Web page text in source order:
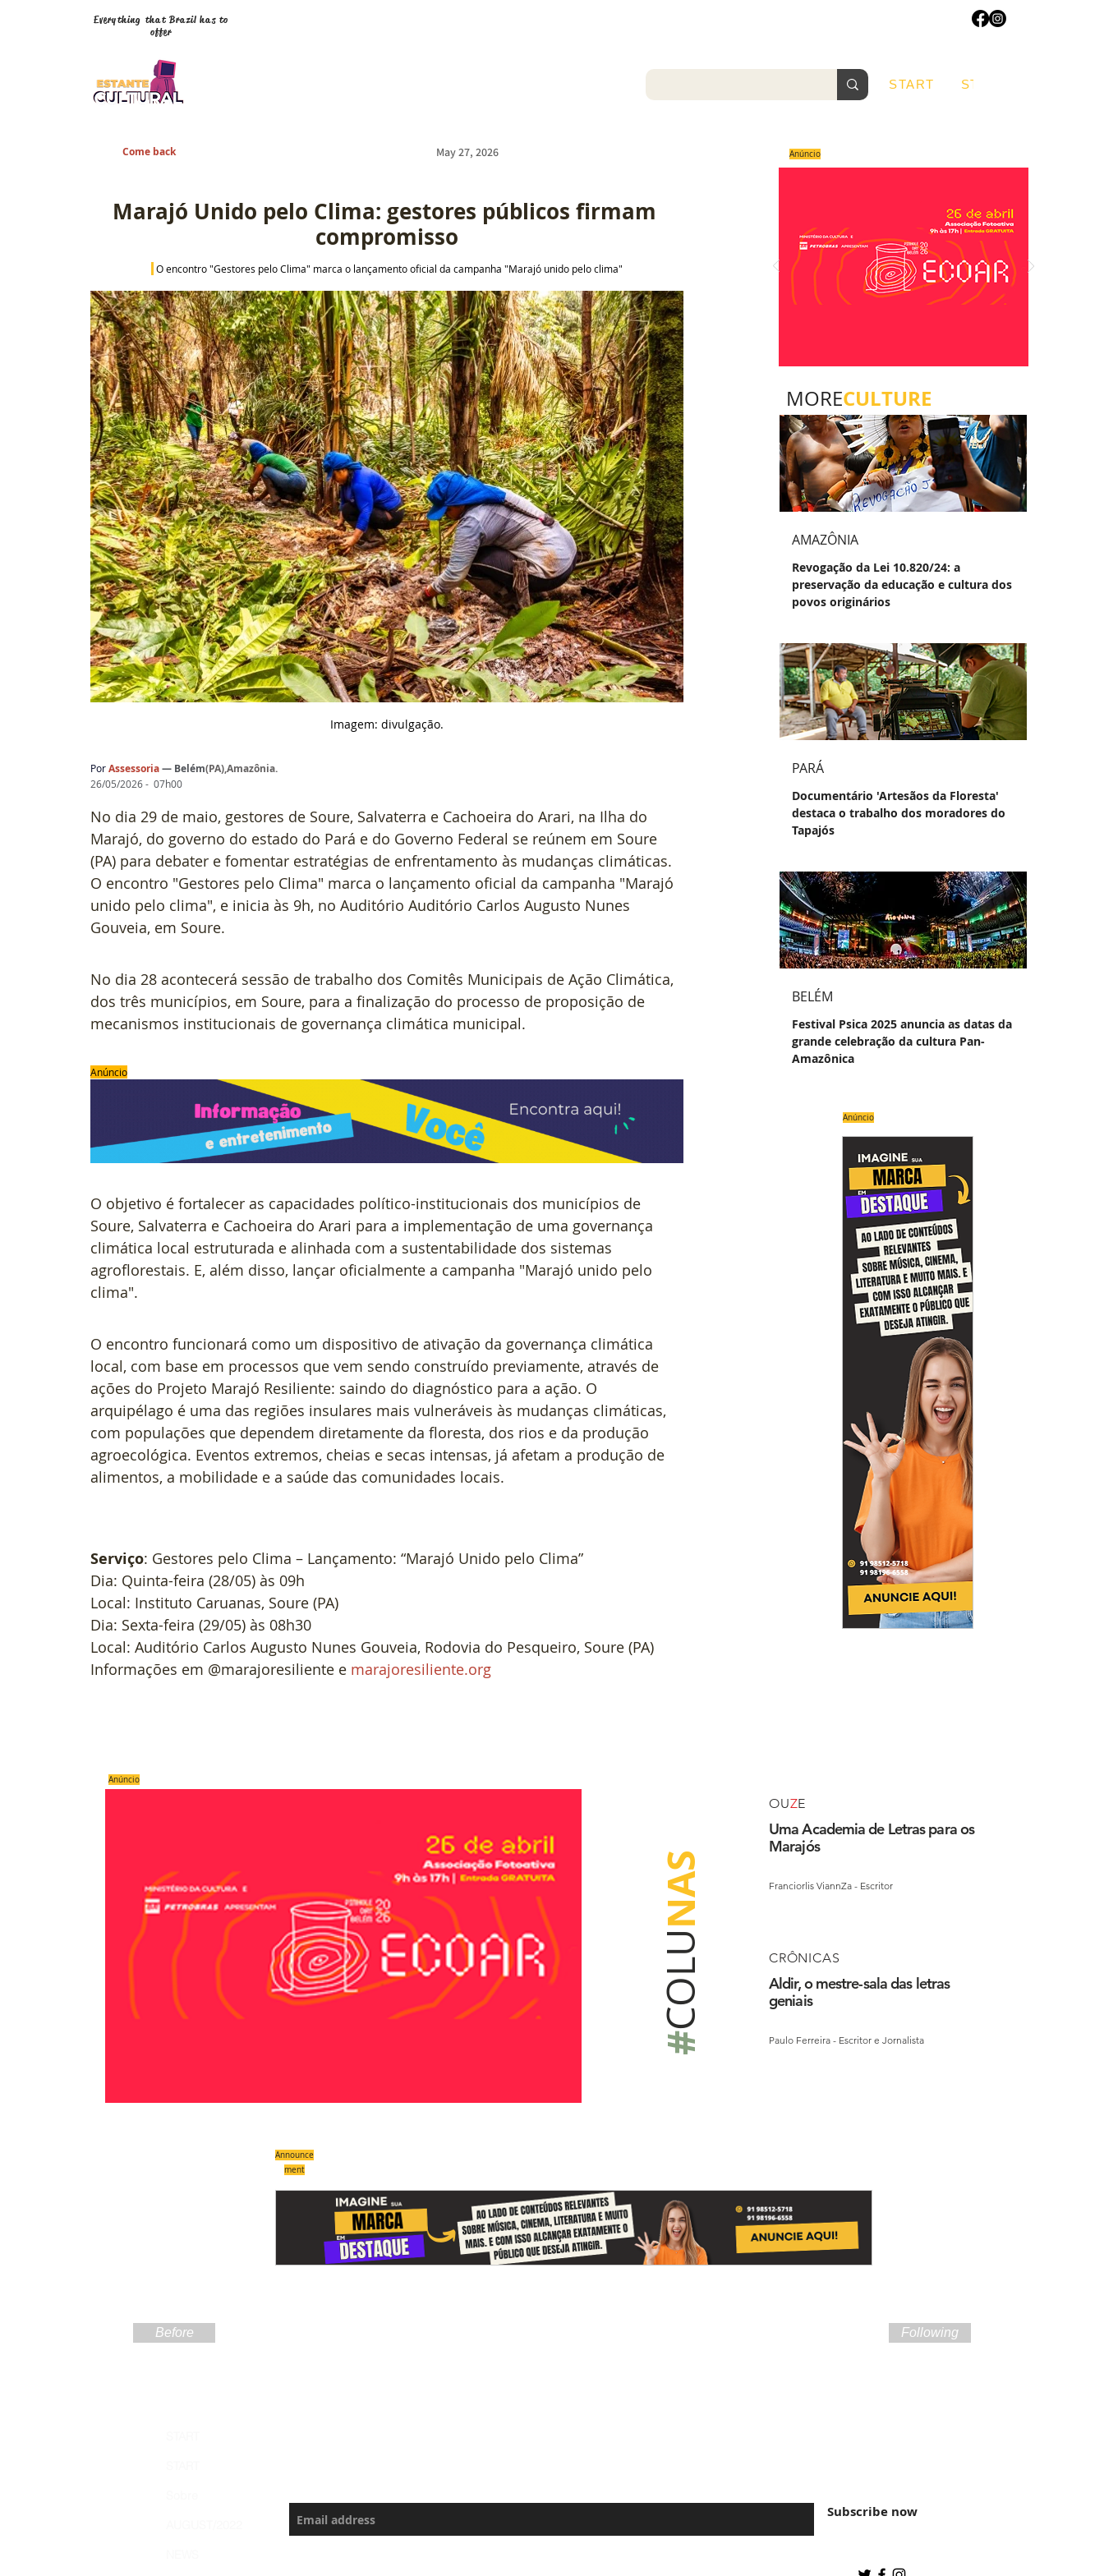
Everything that Brazil has to
offer
START START
Come back May 27, 2026
Marajó Unido pelo Clima: gestores públicos firmam
compromisso
O encontro "Gestores pelo Clima" marca o lançamento oficial da campanha "Marajó unido pelo clima"
Imagem: divulgação.
Por Assessoria— Belém(PA),Amazônia.
26/05/2026 -  07h00
No dia 29 de maio, gestores de Soure, Salvaterra e Cachoeira do Arari, na Ilha do
Marajó, do governo do estado do Pará e do Governo Federal se reúnem em Soure
(PA) para debater e fomentar estratégias de enfrentamento às mudanças climáticas.
O encontro "Gestores pelo Clima" marca o lançamento oficial da campanha "Marajó
unido pelo clima", e inicia às 9h, no Auditório Auditório Carlos Augusto Nunes
Gouveia, em Soure.
No dia 28 acontecerá sessão de trabalho dos Comitês Municipais de Ação Climática,
dos três municípios, em Soure, para a finalização do processo de proposição de
mecanismos institucionais de governança climática municipal.
Anúncio
O objetivo é fortalecer as capacidades político-institucionais dos municípios de
Soure, Salvaterra e Cachoeira do Arari para a implementação de uma governança
climática local estruturada e alinhada com a sustentabilidade dos sistemas
agroflorestais. E, além disso, lançar oficialmente a campanha "Marajó unido pelo
clima".
O encontro funcionará como um dispositivo de ativação da governança climática
local, com base em processos que vem sendo construído previamente, através de
ações do Projeto Marajó Resiliente: saindo do diagnóstico para a ação. O
arquipélago é uma das regiões insulares mais vulneráveis às mudanças climáticas,
com populações que dependem diretamente da floresta, dos rios e da produção
agroecológica. Eventos extremos, cheias e secas intensas, já afetam a produção de
alimentos, a mobilidade e a saúde das comunidades locais.
Serviço: Gestores pelo Clima – Lançamento: “Marajó Unido pelo Clima”
Dia: Quinta-feira (28/05) às 09h
Local: Instituto Caruanas, Soure (PA)
Dia: Sexta-feira (29/05) às 08h30
Local: Auditório Carlos Augusto Nunes Gouveia, Rodovia do Pesqueiro, Soure (PA)
Informações em @marajoresiliente e marajoresiliente.org
Anúncio
MORECULTURE
AMAZÔNIA
Revogação da Lei 10.820/24: a
preservação da educação e cultura dos
povos originários
PARÁ
Documentário 'Artesãos da Floresta'
destaca o trabalho dos moradores do
Tapajós
BELÉM
Festival Psica 2025 anuncia as datas da
grande celebração da cultura Pan-
Amazônica
Anúncio
#
COLU
NAS
OUZE
Uma Academia de Letras para os
Marajós
Franciorlis ViannZa - Escritor
CRÔNICAS
Aldir, o mestre-sala das letras
geniais
Paulo Ferreira - Escritor e Jornalista
Anúncio
Announce
ment
Before Following
Subscribe now